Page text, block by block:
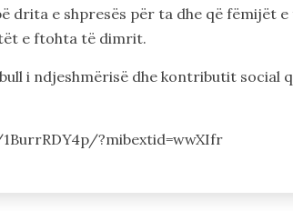
drita e shpresës për ta dhe që fëmijët
e ftohta të dimrit.
i ndjeshmërisë dhe kontributit social
?mibextid=wwXIfr